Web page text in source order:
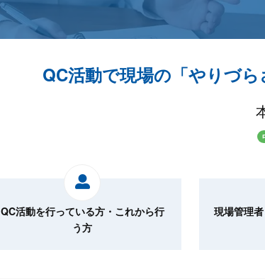
QC活動で現場の「やりづ
QC活動を行っている方・これから行
う方
現場管理